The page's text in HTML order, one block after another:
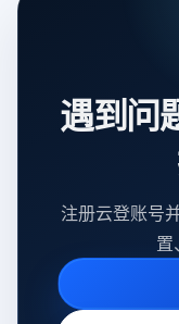
看活动页详情代
但支出多少，取
短期内不太会再
不如现在提前锁
限时开启 立即参
遇到问
注册云登账号
置